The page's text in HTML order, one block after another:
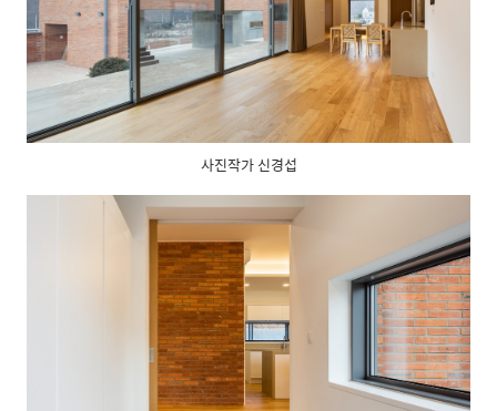
사진작가 신경섭